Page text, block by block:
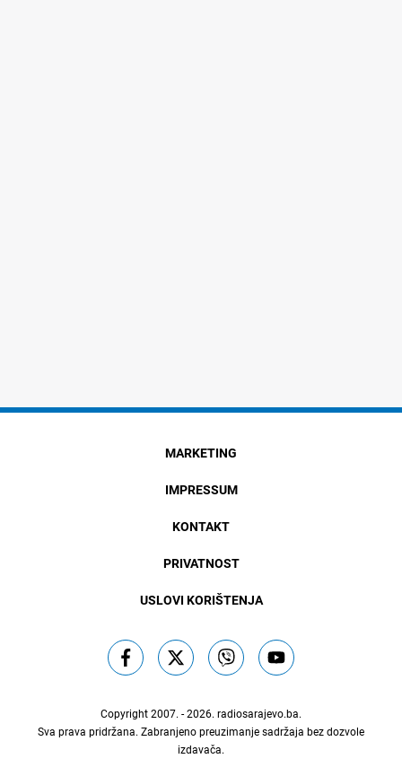
MARKETING
IMPRESSUM
KONTAKT
PRIVATNOST
USLOVI KORIŠTENJA
Copyright 2007. - 2026. radiosarajevo.ba.
Sva prava pridržana. Zabranjeno preuzimanje sadržaja bez dozvole
izdavača.